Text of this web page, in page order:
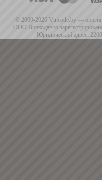
© 2009-2026 Vincode.by —
ООО Винкодавто
Юридический адрес: